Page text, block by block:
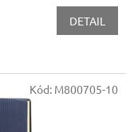
DETAIL
Kód: M800705-10